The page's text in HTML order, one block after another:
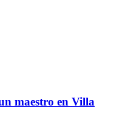
maestro en Villa